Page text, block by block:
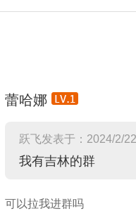
蕾哈娜
跃飞发表于：2024/2/22
我有吉林的群
可以拉我进群吗